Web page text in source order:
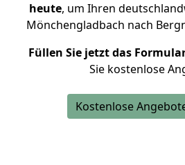
heute, um Ihren
Mönchengladbach nach
Füllen Sie jetzt das
Sie kostenlose
Kostenlose